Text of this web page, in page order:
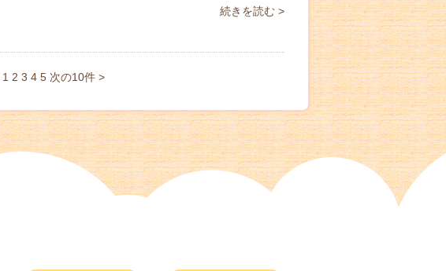
続きを読む >
1 2 3 4 5 次の10件 >